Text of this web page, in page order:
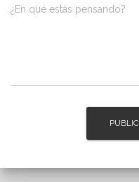
¿En qué estás pensando?